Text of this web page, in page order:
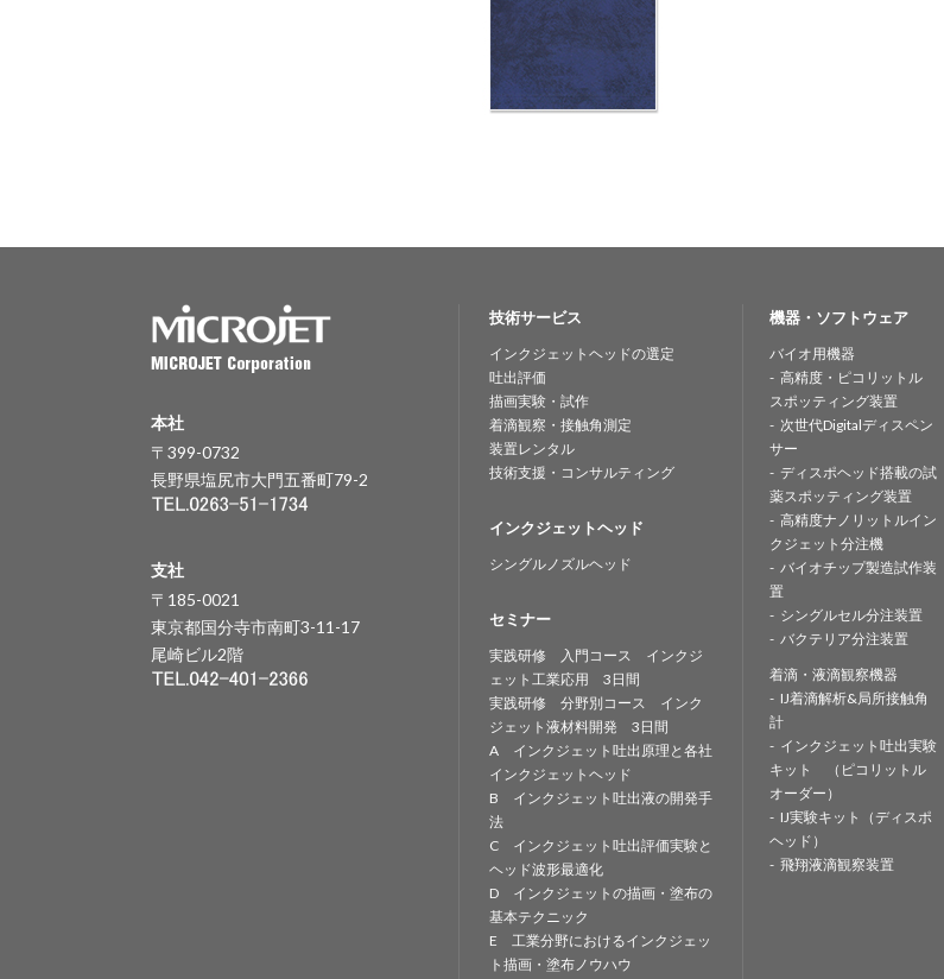
本社
〒399-0732
長野県塩尻市大門五番町79-2
支社
〒185-0021
東京都国分寺市南町3-11-17
尾崎ビル2階
技術サービス
インクジェットヘッドの選定
吐出評価
描画実験・試作
着滴観察・接触角測定
装置レンタル
技術支援・コンサルティング
インクジェットヘッド
シングルノズルヘッド
セミナー
実践研修 入門コース インクジ
ェット工業応用 3日間
実践研修 分野別コース インク
ジェット液材料開発 3日間
A インクジェット吐出原理と各社
インクジェットヘッド
B インクジェット吐出液の開発手
法
C インクジェット吐出評価実験と
ヘッド波形最適化
D インクジェットの描画・塗布の
基本テクニック
E 工業分野におけるインクジェッ
ト描画・塗布ノウハウ
機器・ソフトウェア
バイオ用機器
高精度・ピコリットル
スポッティング装置
次世代Digitalディスペン
サー
ディスポヘッド搭載の試
薬スポッティング装置
高精度ナノリットルイン
クジェット分注機
バイオチップ製造試作装
置
シングルセル分注装置
バクテリア分注装置
着滴・液滴観察機器
IJ着滴解析&局所接触角
計
インクジェット吐出実験
キット （ピコリットル
オーダー）
IJ実験キット（ディスポ
ヘッド）
飛翔液滴観察装置